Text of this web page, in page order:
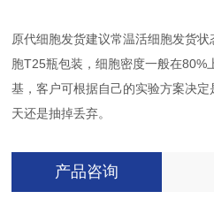
原代细胞发货建议常温活细胞发货
胞T25瓶包装，细胞密度一般在80%
基，客户可根据自己的实验方案决
天还是抽掉丢弃。
产品咨询